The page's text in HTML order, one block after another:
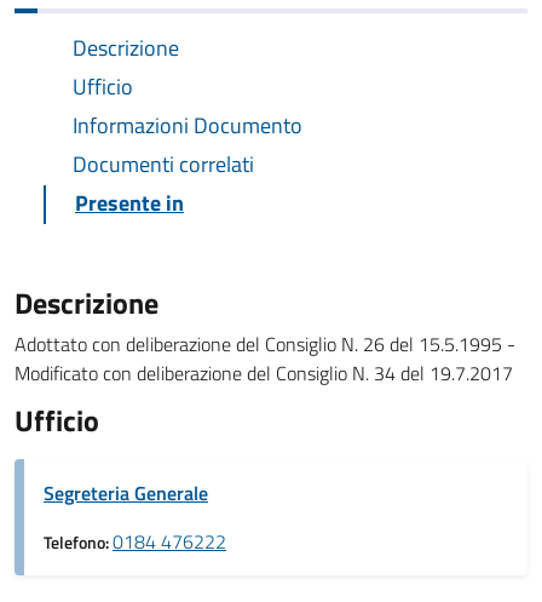
Descrizione
Ufficio
Informazioni Documento
Documenti correlati
Presente in
Descrizione
Adottato con deliberazione del Consiglio N. 26 del 15.5.1995 -
Modificato con deliberazione del Consiglio N. 34 del 19.7.2017
Ufficio
Segreteria Generale
Telefono:0184 476222